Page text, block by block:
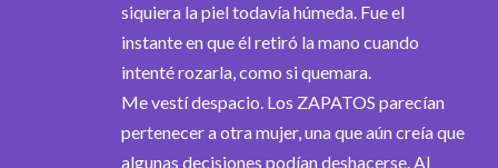
siquiera la piel todavía húmeda. Fue el
instante en que él retiró la mano cuando
intenté rozarla, como si quemara.
Me vestí despacio. Los ZAPATOS parecían
pertenecer a otra mujer, una que aún creía que
algunas decisiones podían deshacerse. Al